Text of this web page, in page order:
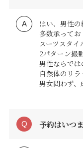
はい、男性
多数承ってお
スーツスタイ
2パターン撮
男性ならで
自然体のリ
男女問わず、
予約はいつ